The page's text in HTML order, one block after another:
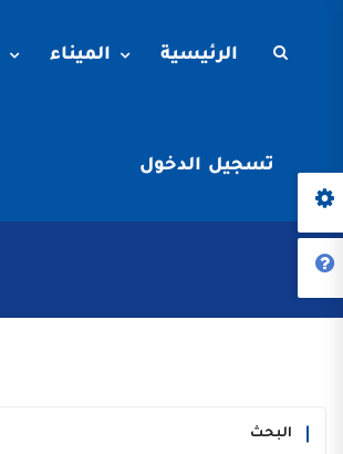
الرئيسية الميناء
تسجيل الدخول
البحث